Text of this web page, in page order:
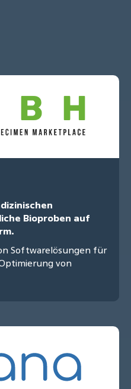
Bioproben auf
Softwarelösungen für
von